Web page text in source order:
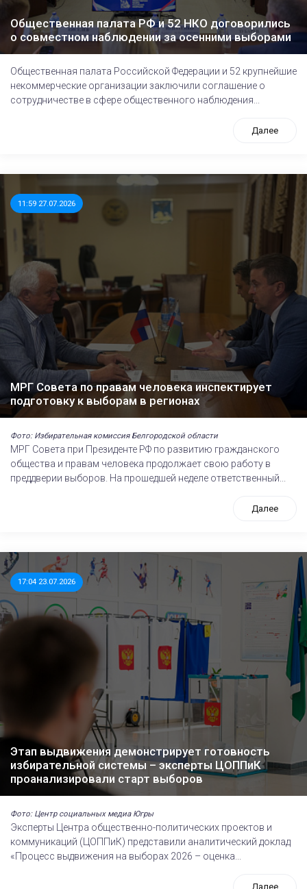
Общественная палата РФ и 52 НКО договорились
о совместном наблюдении за осенними выборами
Общественная палата Российской Федерации и 52 крупнейшие
некоммерческие организации заключили соглашение о
сотрудничестве в сфере общественного наблюдения...
Далее
11:59 27.07.2026
МРГ Совета по правам человека инспектирует
подготовку к выборам в регионах
Фото: Избирательная комиссия Белгородской области
МРГ Совета при Президенте РФ по развитию гражданского
общества и правам человека продолжает свою работу в
преддверии выборов. На прошедшей неделе ответственный...
Далее
17:04 23.07.2026
Этап выдвижения демонстрирует готовность
избирательной системы – эксперты ЦОППиК
проанализировали старт выборов
Фото: Центр социальных медиа Югры
Эксперты Центра общественно-политических проектов и
коммуникаций (ЦОППиК) представили аналитический доклад
«Процесс выдвижения на выборах 2026 – оценка...
Далее